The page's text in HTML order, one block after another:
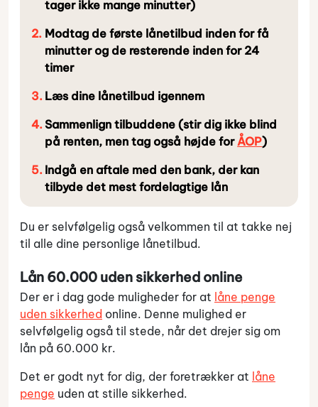
tager ikke mange minutter)
Modtag de første lånetilbud inden for få
minutter og de resterende inden for 24
timer
Læs dine lånetilbud igennem
Sammenlign tilbuddene (stir dig ikke blind
på renten, men tag også højde forÅOP)
Indgå en aftale med den bank, der kan
tilbyde det mest fordelagtige lån
Du er selvfølgelig også velkommen til at takke nej
til alle dine personlige lånetilbud.
Lån 60.000 uden sikkerhed online
Der er i dag gode muligheder for at låne penge
uden sikkerhed online. Denne mulighed er
selvfølgelig også til stede, når det drejer sig om
lån på 60.000 kr.
Det er godt nyt for dig, der foretrækker at låne
penge uden at stille sikkerhed.